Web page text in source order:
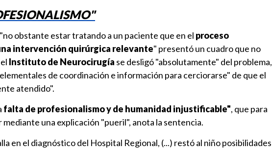
obstante estar tratando a un paciente que en el proceso
intervención quirúrgica relevante" presentó un cuadro que no
Instituto de Neurocirugía se desligó "absolutamente" del problema,
de coordinación e información para cerciorarse" de que el
atendido".
falta de profesionalismo y de humanidad injustificable", que para
una explicación "pueril", anota la sentencia.
en el diagnóstico del Hospital Regional, (...) restó al niño posibilidades